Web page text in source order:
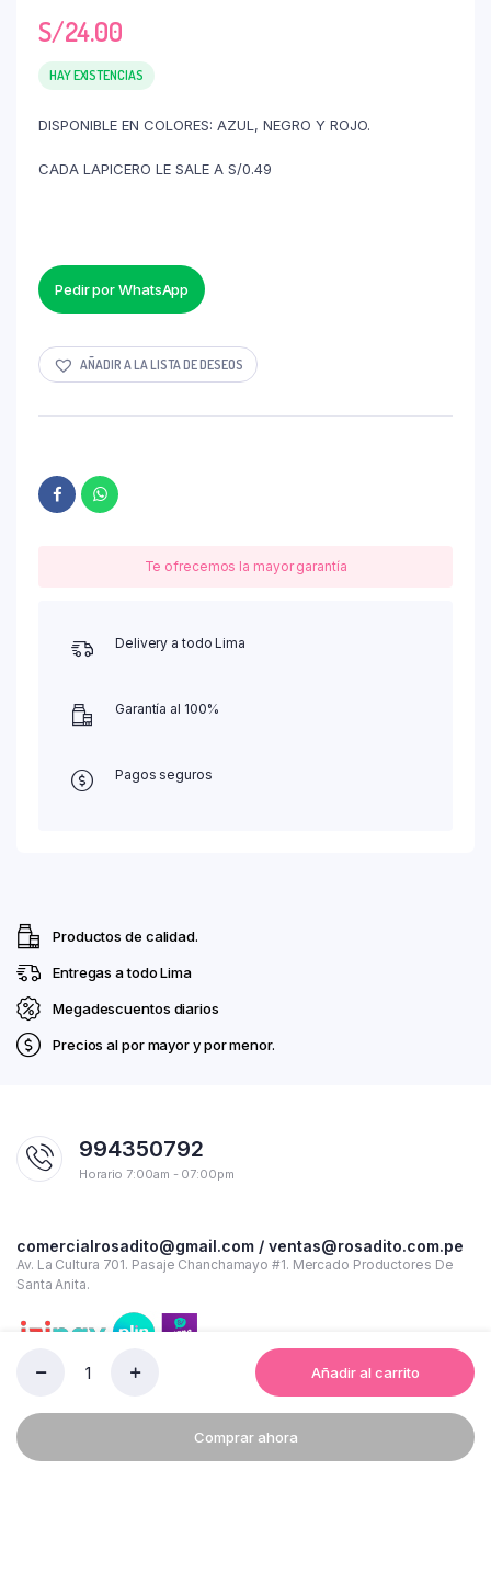
S/24.00
HAY EXISTENCIAS
DISPONIBLE EN COLORES: AZUL, NEGRO Y ROJO.
CADA LAPICERO LE SALE A S/0.49
CASTELL
TRILUX
035
Añadir al carrito
Comprar ahora
Pedir por WhatsApp
AÑADIR A LA LISTA DE DESEOS
Te ofrecemos la mayor garantía
Delivery a todo Lima
Garantía al 100%
Pagos seguros
Productos de calidad.
Entregas a todo Lima
Megadescuentos diarios
Precios al por mayor y por menor.
994350792
Horario 7:00am - 07:00pm
comercialrosadito@gmail.com / ventas@rosadito.com.pe
Av. La Cultura 701. Pasaje Chanchamayo #1. Mercado Productores De
Santa Anita.